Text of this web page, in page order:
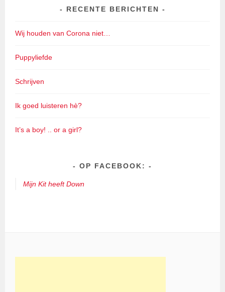
RECENTE BERICHTEN
Wij houden van Corona niet…
Puppyliefde
Schrijven
Ik goed luisteren hè?
It’s a boy! .. or a girl?
OP FACEBOOK:
Mijn Kit heeft Down